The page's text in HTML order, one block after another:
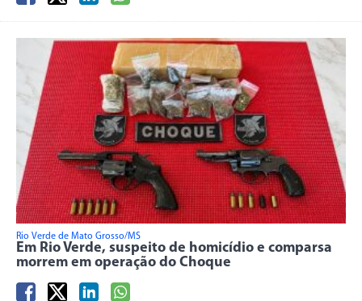
Rio Verde de Mato Grosso/MS
Em Rio Verde, suspeito de homicídio e comparsa
morrem em operação do Choque